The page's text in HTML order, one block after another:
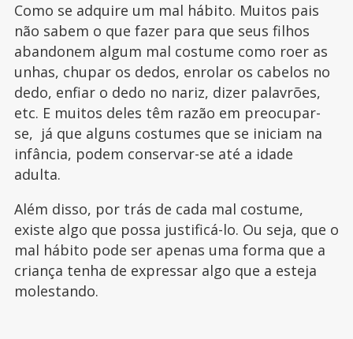
Como se adquire um mal hábito. Muitos pais
não sabem o que fazer para que seus filhos
abandonem algum mal costume como roer as
unhas, chupar os dedos, enrolar os cabelos no
dedo, enfiar o dedo no nariz, dizer palavrões,
etc. E muitos deles têm razão em preocupar-
se, já que alguns costumes que se iniciam na
infância, podem conservar-se até a idade
adulta.
Além disso, por trás de cada mal costume,
existe algo que possa justificá-lo. Ou seja, que o
mal hábito pode ser apenas uma forma que a
criança tenha de expressar algo que a esteja
molestando.